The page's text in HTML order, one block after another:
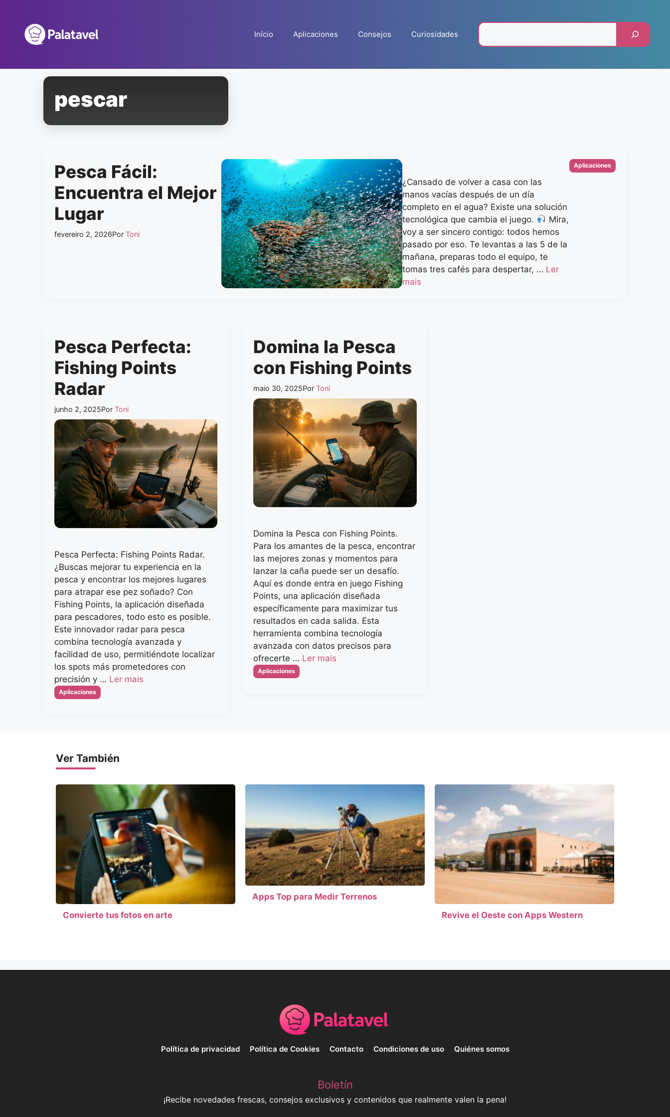
conteúdo
Início Aplicaciones Consejos Curiosidades
pescar
Pesca Fácil:
Encuentra el Mejor
Lugar
fevereiro 2, 2026Por Toni
¿Cansado de volver a casa con las
manos vacías después de un día
completo en el agua? Existe una solución
tecnológica que cambia el juego.
Mira,
voy a ser sincero contigo: todos hemos
pasado por eso. Te levantas a las 5 de la
mañana, preparas todo el equipo, te
tomas tres cafés para despertar, … Ler
mais
Categorias
Aplicaciones
Pesca Perfecta:
Fishing Points
Radar
junho 2, 2025Por Toni
Pesca Perfecta: Fishing Points Radar.
¿Buscas mejorar tu experiencia en la
pesca y encontrar los mejores lugares
para atrapar ese pez soñado? Con
Fishing Points, la aplicación diseñada
para pescadores, todo esto es posible.
Este innovador radar para pesca
combina tecnología avanzada y
facilidad de uso, permitiéndote localizar
los spots más prometedores con
precisión y … Ler mais
Categorias
Aplicaciones
Domina la Pesca
con Fishing Points
maio 30, 2025PorToni
Domina la Pesca con Fishing Points.
Para los amantes de la pesca, encontrar
las mejores zonas y momentos para
lanzar la caña puede ser un desafío.
Aquí es donde entra en juego Fishing
Points, una aplicación diseñada
específicamente para maximizar tus
resultados en cada salida. Esta
herramienta combina tecnología
avanzada con datos precisos para
ofrecerte … Ler mais
Categorias
Aplicaciones
Ver También
Convierte tus fotos en arte
Apps Top para Medir Terrenos
Revive el Oeste con Apps Western
Política de privacidad Política de Cookies Contacto Condiciones de uso Quiénes somos
Boletín
¡Recibe novedades frescas, consejos exclusivos y contenidos que realmente valen la pena!